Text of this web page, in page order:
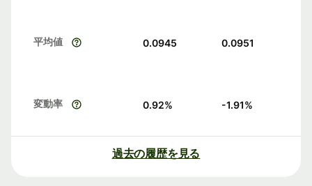
平均値 0.0945 0.0951
変動率 0.92% -1.91%
過去の履歴を見る